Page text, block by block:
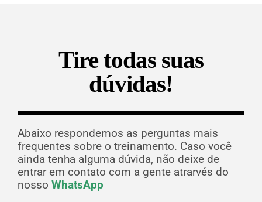
Tire todas suas
dúvidas!
Abaixo respondemos as perguntas mais
frequentes sobre o treinamento. Caso você
ainda tenha alguma dúvida, não deixe de
entrar em contato com a gente atrarvés do
nosso WhatsApp